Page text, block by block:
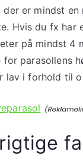
er mindst
Hvis du fx har
på mindst
parasollens
lav i forhold til